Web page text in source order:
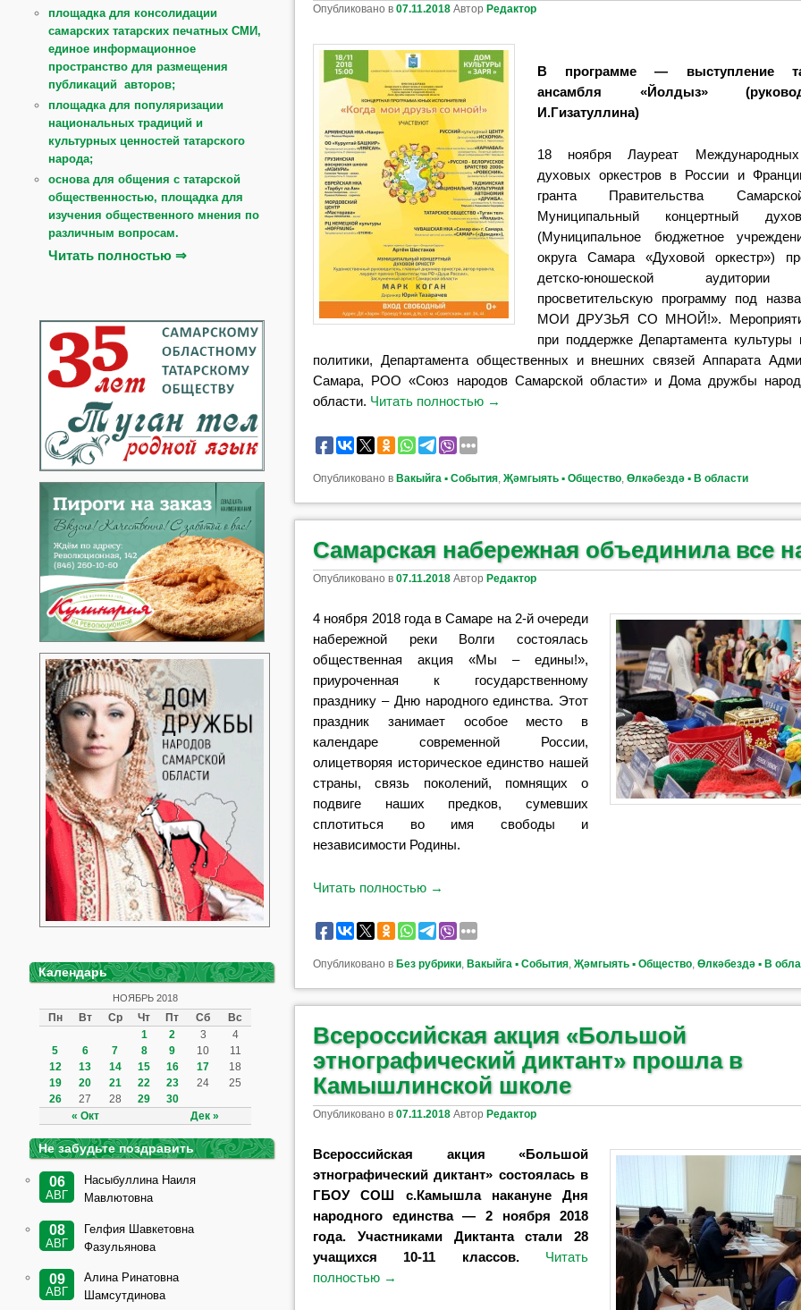
Опубликовано в07.11.2018 Автор Редактор
В программе — выступление
ансамбля «Йолдыз»
И.Гизатуллина)
18 ноября Лауреат
духовых оркестров в России и
гранта Правительства
Муниципальный концертный
(Муниципальное бюджетное
округа Самара «Духовой оркестр»)
детско-юношеской аудитории
просветительскую программу под
МОИ ДРУЗЬЯ СО МНОЙ!».
при поддержке Департамента
политики, Департамента общественных и внешних связей Аппарата
Самара, РОО «Союз народов Самарской области» и Дома дружбы
области. Читать полностью →
Опубликовано в Вакыйга ▪ События ,Җәмгыять ▪ Общество ,Өлкәбездә ▪ В области
Самарская набережная объединила все
Опубликовано в07.11.2018 АвторРедактор
4 ноября 2018 года в Самаре на 2-й очереди
набережной реки Волги состоялась
общественная акция «Мы – едины!»,
приуроченная к государственному
празднику – Дню народного единства. Этот
праздник занимает особое место в
календаре современной России,
олицетворяя историческое единство нашей
страны, связь поколений, помнящих о
подвиге наших предков, сумевших
сплотиться во имя свободы и
независимости Родины.
Читать полностью →
Опубликовано в Без рубрики,Вакыйга ▪ События,Җәмгыять ▪ Общество,Өлкәбездә ▪ В
Всероссийская акция «Большой
этнографический диктант» прошла в
Камышлинской школе
Опубликовано в07.11.2018 Автор Редактор
Всероссийская акция «Большой
этнографический диктант» состоялась в
ГБОУ СОШ с.Камышла накануне Дня
народного единства — 2 ноября 2018
года. Участниками Диктанта стали 28
учащихся 10-11 классов.
Читать
полностью →
площадка для консолидации
самарских татарских печатных СМИ,
единое информационное
пространство для размещения
публикаций авторов;
площадка для популяризации
национальных традиций и
культурных ценностей татарского
народа;
основа для общения с татарской
общественностью, площадка для
изучения общественного мнения по
различным вопросам.
Читать полностью ⇒
Календарь
НОЯБРЬ 2018
Пн Вт Ср Чт Пт Сб Вс
« Окт Дек »
1 2 3
4
5
6 7 8 9 10
11
12
13 14 15 16 17
18
19
20 21 22 23 24
25
26
27 28 29 30
Не забудьте поздравить
06
АВГ
Насыбуллина Наиля
Мавлютовна
08
АВГ
Гелфия Шавкетовна
Фазульянова
09
АВГ
Алина Ринатовна
Шамсутдинова